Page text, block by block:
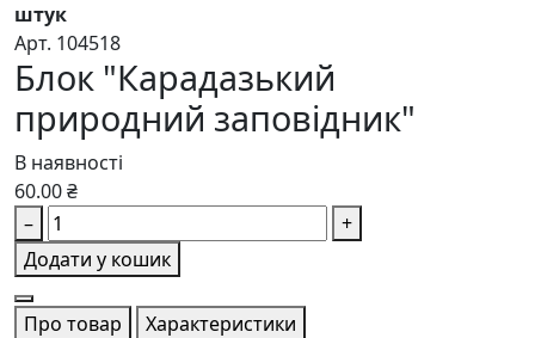
штук
Арт. 104518
Блок "Карадазький
природний заповідник"
В наявності
60.00 ₴
–
+
Додати у кошик
Про товар
Характеристики